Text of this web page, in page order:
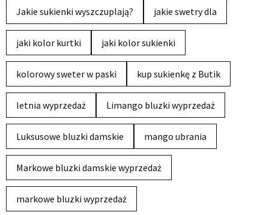
Jakie sukienki wyszczuplają? jakie swetry dla
jaki kolor kurtki jaki kolor sukienki
kolorowy sweter w paski kup sukienkę z Butik
letnia wyprzedaż Limango bluzki wyprzedaż
Luksusowe bluzki damskie mango ubrania
Markowe bluzki damskie wyprzedaż
markowe bluzki wyprzedaż